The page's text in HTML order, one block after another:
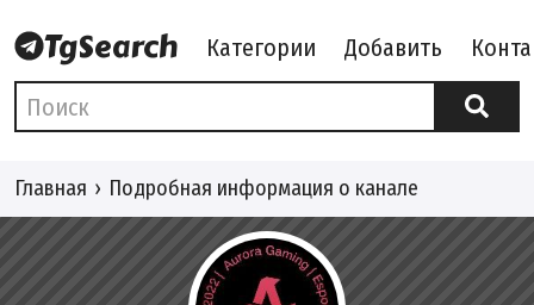
Категории Добавить
Главная Подробная информация о канале